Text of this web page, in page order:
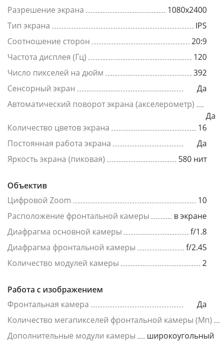
Разрешение экрана
1080x2400
Тип экрана
IPS
Соотношение сторон
20:9
Частота дисплея (Гц)
120
Число пикселей на дюйм
392
Сенсорный экран
Да
Автоматический поворот экрана (акселерометр)
Да
Количество цветов экрана
16
Постоянная работа экрана
Да
Яркость экрана (пиковая)
580 нит
Объектив
Цифровой Zoom
10
Расположение фронтальной камеры
в экране
Диафрагма основной камеры
f/1.8
Диафрагма фронтальной камеры
f/2.45
Количество модулей камеры
2
Работа с изображением
Фронтальная камера
Да
Количество мегапикселей фронтальной камеры (Мп)
Дополнительные модули камеры
широкоугольный